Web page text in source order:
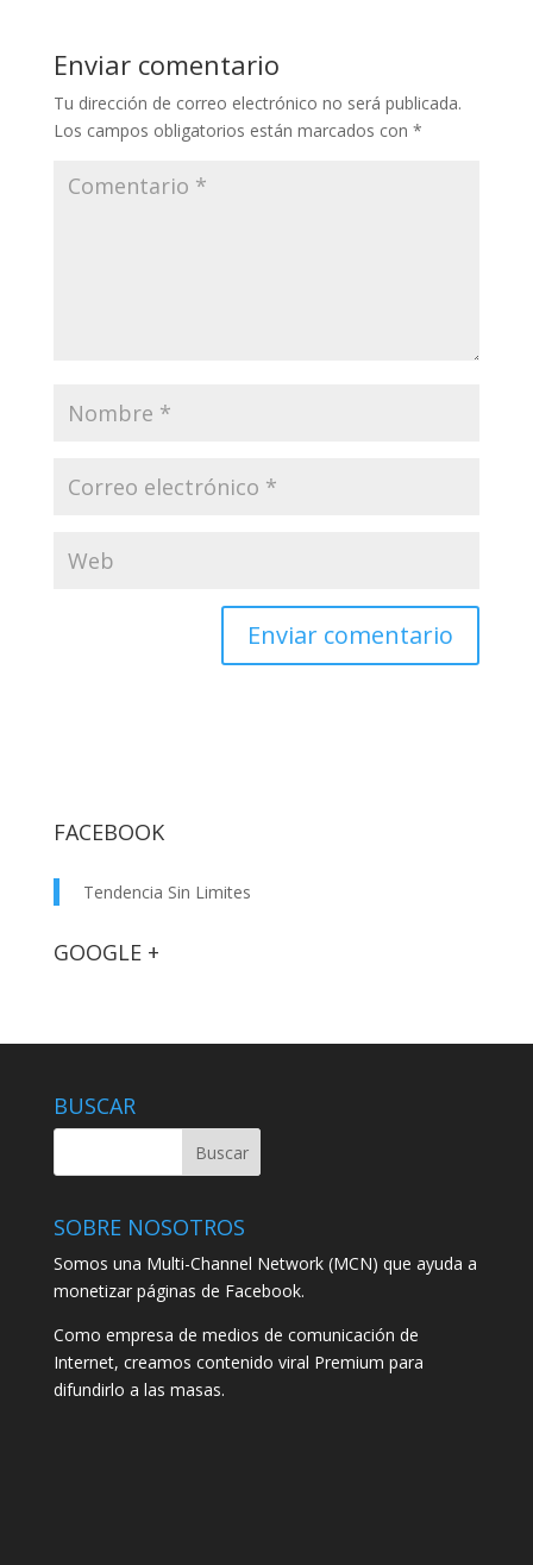
Enviar comentario
Tu dirección de correo electrónico no será publicada.
Los campos obligatorios están marcados con *
FACEBOOK
Tendencia Sin Limites
GOOGLE +
BUSCAR
SOBRE NOSOTROS
Somos una Multi-Channel Network (MCN) que ayuda a
monetizar páginas de Facebook.
Como empresa de medios de comunicación de
Internet, creamos contenido viral Premium para
difundirlo a las masas.